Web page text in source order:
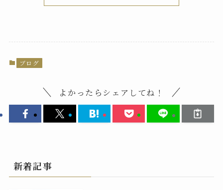
ブログ
よかったらシェアしてね！
新着記事